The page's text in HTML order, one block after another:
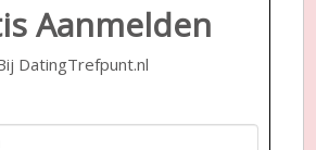
Aanmelden
DatingTrefpunt.nl